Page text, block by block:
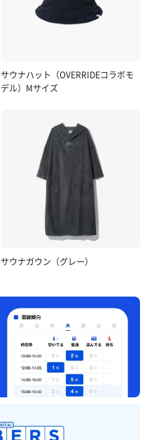
サウナハット（OVERRIDEコラボモ
デル）Mサイズ
サウナガウン（グレー）